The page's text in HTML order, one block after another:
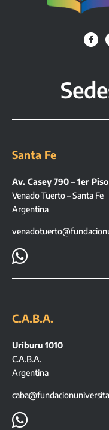
Santa Fe
Av. Casey 790 – 1er
Venado Tuerto – Santa Fe
Argentina

C.A.B.A.
Uriburu 1010
C.A.B.A.
Argentina
